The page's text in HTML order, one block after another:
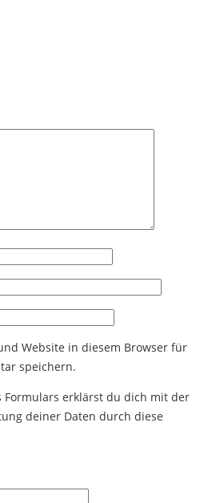
Website in diesem Browser für
speichern.
Formulars erklärst du dich mit der
deiner Daten durch diese